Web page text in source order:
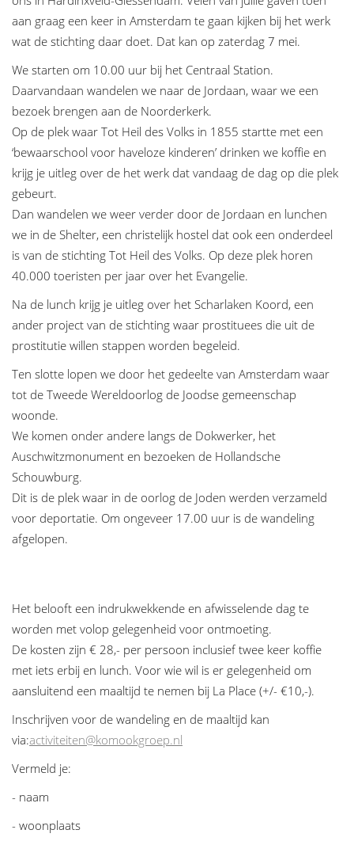
aan graag een keer in Amsterdam te gaan kijken bij het werk
wat de stichting daar doet. Dat kan op zaterdag 7 mei.
We starten om 10.00 uur bij het Centraal Station.
Daarvandaan wandelen we naar de Jordaan, waar we een
bezoek brengen aan de Noorderkerk.
Op de plek waar Tot Heil des Volks in 1855 startte met een
‘bewaarschool voor haveloze kinderen’ drinken we koffie en
krijg je uitleg over de het werk dat vandaag de dag op die plek
gebeurt.
Dan wandelen we weer verder door de Jordaan en lunchen
we in de Shelter, een christelijk hostel dat ook een onderdeel
is van de stichting Tot Heil des Volks. Op deze plek horen
40.000 toeristen per jaar over het Evangelie.
Na de lunch krijg je uitleg over het Scharlaken Koord, een
ander project van de stichting waar prostituees die uit de
prostitutie willen stappen worden begeleid.
Ten slotte lopen we door het gedeelte van Amsterdam waar
tot de Tweede Wereldoorlog de Joodse gemeenschap
woonde.
We komen onder andere langs de Dokwerker, het
Auschwitzmonument en bezoeken de Hollandsche
Schouwburg.
Dit is de plek waar in de oorlog de Joden werden verzameld
voor deportatie. Om ongeveer 17.00 uur is de wandeling
afgelopen.
Het belooft een indrukwekkende en afwisselende dag te
worden met volop gelegenheid voor ontmoeting.
De kosten zijn € 28,- per persoon inclusief twee keer koffie
met iets erbij en lunch. Voor wie wil is er gelegenheid om
aansluitend een maaltijd te nemen bij La Place (+/- €10,-).
Inschrijven voor de wandeling en de maaltijd kan
via:activiteiten@komookgroep.nl
Vermeld je:
- naam
- woonplaats